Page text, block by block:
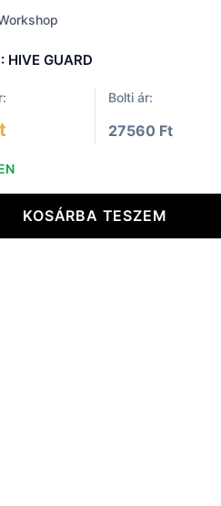
HIVE GUARD
Bolti ár:
27560 Ft
KOSÁRBA TESZEM